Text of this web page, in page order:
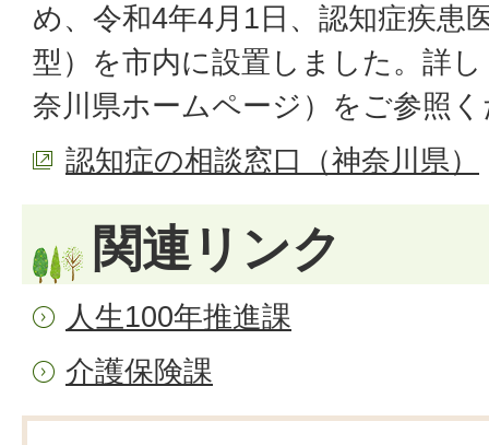
め、令和4年4月1日、認知症疾患
型）を市内に設置しました。詳
奈川県ホームページ）をご参照
認知症の相談窓口（神奈川県）
関連リンク
人生100年推進課
介護保険課